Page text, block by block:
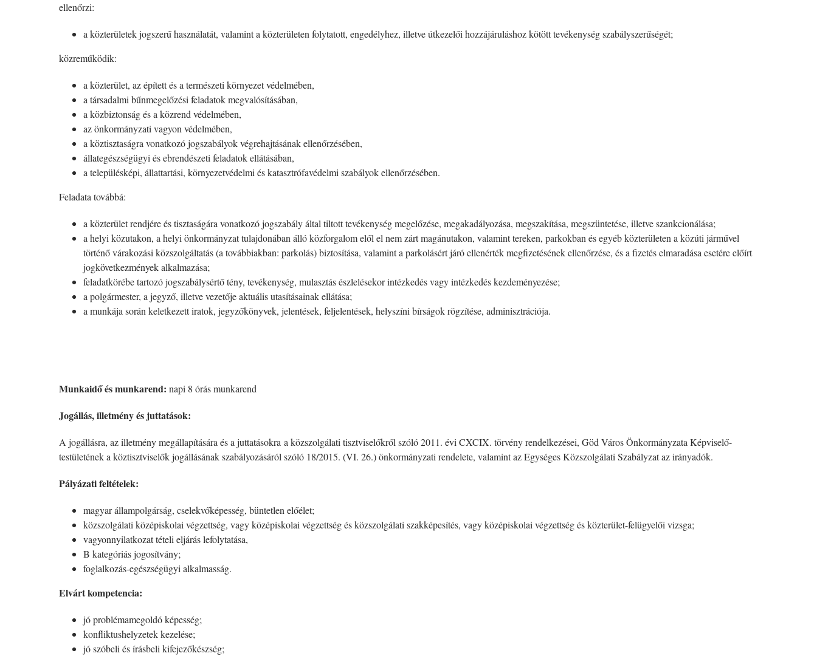
ellenőrzi:
a közterületek jogszerű használatát, valamint a közterületen folytatott, engedélyhez, illetve útkezelői hozzájáruláshoz kötött tevékenység szabályszerűségét;
közreműködik:
a közterület, az épített és a természeti környezet védelmében,
a társadalmi bűnmegelőzési feladatok megvalósításában,
a közbiztonság és a közrend védelmében,
az önkormányzati vagyon védelmében,
a köztisztaságra vonatkozó jogszabályok végrehajtásának ellenőrzésében,
állategészségügyi és ebrendészeti feladatok ellátásában,
a településképi, állattartási, környezetvédelmi és katasztrófavédelmi szabályok ellenőrzésében.
Feladata továbbá:
a közterület rendjére és tisztaságára vonatkozó jogszabály által tiltott tevékenység megelőzése, megakadályozása, megszakítása, megszüntetése, illetve szankcionálása;
a helyi közutakon, a helyi önkormányzat tulajdonában álló közforgalom elől el nem zárt magánutakon, valamint tereken, parkokban és egyéb közterületen a közúti járművel
történő várakozási közszolgáltatás (a továbbiakban: parkolás) biztosítása, valamint a parkolásért járó ellenérték megfizetésének ellenőrzése, és a fizetés elmaradása esetére előírt
jogkövetkezmények alkalmazása;
feladatkörébe tartozó jogszabálysértő tény, tevékenység, mulasztás észlelésekor intézkedés vagy intézkedés kezdeményezése;
a polgármester, a jegyző, illetve vezetője aktuális utasításainak ellátása;
a munkája során keletkezett iratok, jegyzőkönyvek, jelentések, feljelentések, helyszíni bírságok rögzítése, adminisztrációja.
Munkaidő és munkarend: napi 8 órás munkarend
Jogállás, illetmény és juttatások:
A jogállásra, az illetmény megállapítására és a juttatásokra a közszolgálati tisztviselőkről szóló 2011. évi CXCIX. törvény rendelkezései, Göd Város Önkormányzata Képviselő-
testületének a köztisztviselők jogállásának szabályozásáról szóló 18/2015. (VI. 26.) önkormányzati rendelete, valamint az Egységes Közszolgálati Szabályzat az irányadók.
Pályázati feltételek:
magyar állampolgárság, cselekvőképesség, büntetlen előélet;
közszolgálati középiskolai végzettség, vagy középiskolai végzettség és közszolgálati szakképesítés, vagy középiskolai végzettség és közterület-felügyelői vizsga;
vagyonnyilatkozat tételi eljárás lefolytatása,
B kategóriás jogosítvány;
foglalkozás-egészségügyi alkalmasság.
Elvárt kompetencia:
jó problémamegoldó képesség;
konfliktushelyzetek kezelése;
jó szóbeli és írásbeli kifejezőkészség;